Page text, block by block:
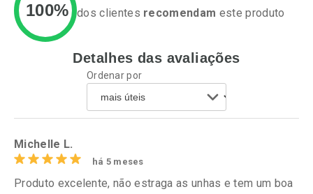
Ativar Desconto
Comprar sem Desconto
Por R$ 49,27/cada
Comprar sem Desconto
Ativar Desconto
Comprar sem Desconto
Por R$ 34,39/cada
100% dos clientes recomendam este produto
Detalhes das avaliações
Ordenar por
Michelle L.
há 5 meses
Produto excelente, não estraga as unhas e tem um boa